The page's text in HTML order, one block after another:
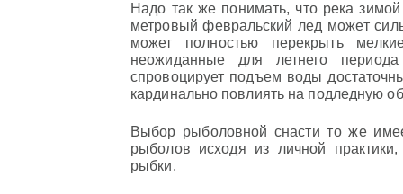
Надо так же понимать, что река
метровый февральский лед может
может полностью перекрыть
неожиданные для летнего
спровоцирует подъем воды
кардинально повлиять на подледную
Выбор рыболовной снасти то же
рыболов исходя из личной практики,
рыбки.